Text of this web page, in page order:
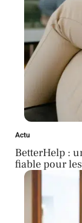
Actu
BetterHelp :
fiable pour